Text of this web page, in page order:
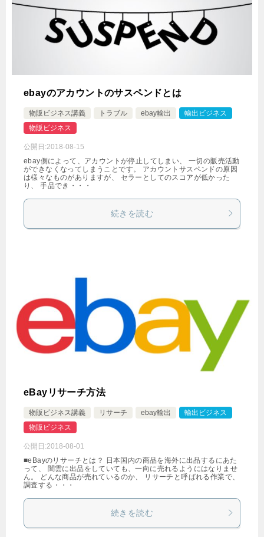
ebayのアカウントのサスペンドとは
物販ビジネス講義 トラブル ebay輸出
輸出ビジネス
物販ビジネス
公開日:2018-08-15
ebay側によって、アカウントが停止してしまい、 一切の販売活動
ができなくなってしまうことです。 アカウントサスペンドの原因
は様々なものがありますが、 セラーとしてのスコアが低かった
り、 手品でき・・・
続きを読む
eBayリサーチ方法
物販ビジネス講義 リサーチ ebay輸出
輸出ビジネス
物販ビジネス
公開日:2018-08-01
■eBayのリサーチとは？ 日本国内の商品を海外に出品するにあた
って、 闇雲に出品をしていても、一向に売れるようにはなりませ
ん。 どんな商品が売れているのか、 リサーチと呼ばれる作業で、
調査する・・・
続きを読む